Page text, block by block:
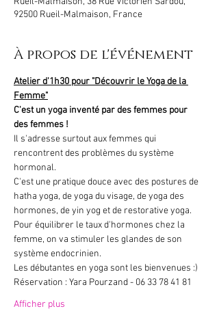
92500 Rueil-Malmaison, France
À propos de l'événement
Atelier d'1h30 pour "Découvrir le Yoga de la
Femme"
C'est un yoga inventé par des femmes pour
des femmes !
Il s'adresse surtout aux femmes qui
rencontrent des problèmes du système
hormonal.
C'est une pratique douce avec des postures de
hatha yoga, de yoga du visage, de yoga des
hormones, de yin yog et de restorative yoga.
Pour équilibrer le taux d'hormones chez la
femme, on va stimuler les glandes de son
système endocrinien.
Les débutantes en yoga sont les bienvenues :)
Réservation : Yara Pourzand - 06 33 78 41 81
Afficher plus